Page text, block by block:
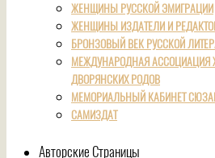
ЖЕНЩИНЫ РУССКОЙ ЭМИГРАЦИИ
ЖЕНЩИНЫ ИЗДАТЕЛИ И
БРОНЗОВЫЙ ВЕК РУССКОЙ
МЕЖДУНАРОДНАЯ АССОЦИАЦИЯ
ДВОРЯНСКИХ РОДОВ
МЕМОРИАЛЬНЫЙ КАБИНЕТ
САМИЗДАТ
Авторские Страницы